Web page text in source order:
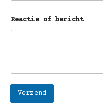
-
m
-
Reactie of bericht
Verzend